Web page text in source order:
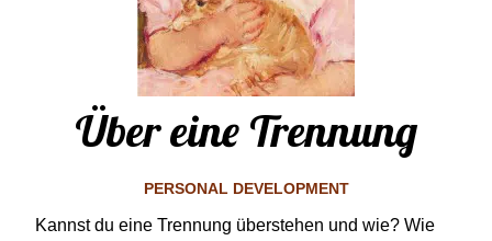
Über eine Trennung
PERSONAL DEVELOPMENT
Kannst du eine Trennung überstehen und wie? Wie